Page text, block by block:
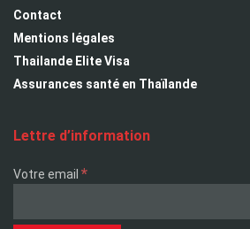
Contact
Mentions légales
Thailande Elite Visa
Assurances santé en Thaïlande
Lettre d’information
Votre email *